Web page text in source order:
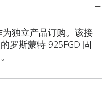
独立产品订购。该接
罗斯蒙特 925FGD 固